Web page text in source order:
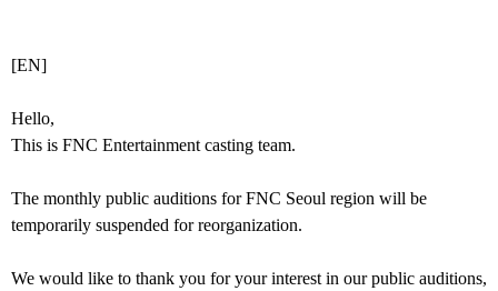
[EN]
Hello,
This is FNC Entertainment casting team.
The monthly public auditions for FNC Seoul region will be
temporarily suspended for reorganization.
We would like to thank you for your interest in our public auditions,